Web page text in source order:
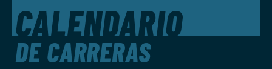
CALENDARIO
DE CARRERAS